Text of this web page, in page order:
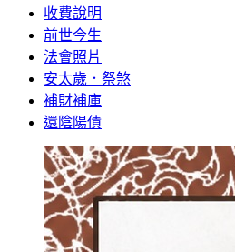
收費說明
前世今生
法會照片
安太歲．祭煞
補財補庫
還陰陽債